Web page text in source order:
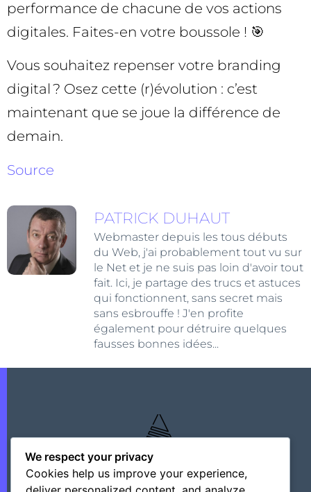
performance de chacune de vos actions
digitales. Faites-en votre boussole ! 🎯
Vous souhaitez repenser votre branding
digital ? Osez cette (r)évolution : c’est
maintenant que se joue la différence de
demain.
Source
PATRICK DUHAUT
Webmaster depuis les tous débuts
du Web, j'ai probablement tout vu sur
le Net et je ne suis pas loin d'avoir tout
fait. Ici, je partage des trucs et astuces
qui fonctionnent, sans secret mais
sans esbrouffe ! J'en profite
également pour détruire quelques
fausses bonnes idées...
We respect your privacy
Cookies help us improve your experience,